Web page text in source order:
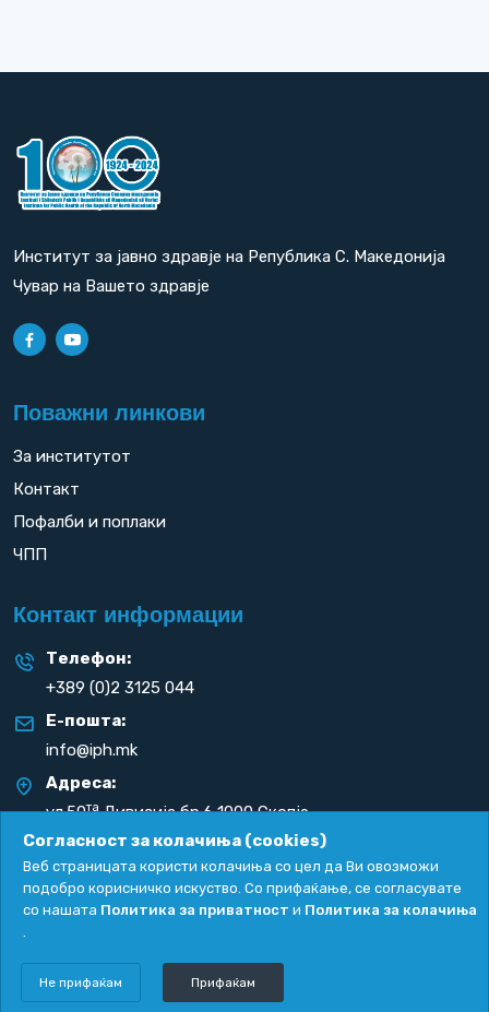
Институт за јавно здравје на Република С. Македонија
Чувар на Вашето здравје
Поважни линкови
За институтот
Контакт
Пофалби и поплаки
ЧПП
Контакт информации
Телефон:
+389 (0)2 3125 044
Е-пошта:
info@iph.mk
Адреса:
ул.50таДивизија бр.6 1000 Скопје
Република С. Македонија
Copyright 2026. All rights reserved by
Согласност за колачиња (cookies)
Веб страницата користи колачиња со цел да Ви овозможи
подобро корисничко искуство. Со прифаќање, се согласувате
со нашата Политика за приватност и Политика за колачиња
.
Не прифаќам Прифаќам